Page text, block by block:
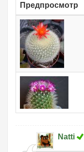
Предпросмотр
Natti